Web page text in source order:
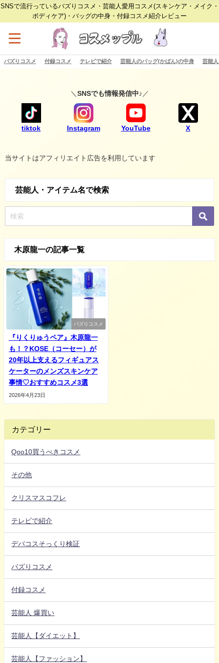
SNSで流行っているバズりコスメ・芸能人愛用コスメ(スキンケア・メイク・
ボディケア)・バッグの中身・付録コスメ紹介レビュー
バズりコスメ 付録コスメ テレビで紹介 芸能人のバッグ(かばん)の中身 芸能
＼ SNSでも情報発信中♪ ／
tiktok Instagram YouTube X
当サイトはアフィリエイト広告を利用しています
芸能人・アイテム名で検索
木原龍一の記事一覧
バズりコスメ
『りくりゅうペア』木原龍一
も！？KOSE（コーセー）が
20年以上支えるフィギュアス
ケーターのメンズスキンケア
事情♡おすすめコスメ3選
2026年4月23日
カテゴリー
Qoo10買うべきコスメ
その他
クリスマスコフレ
テレビで紹介
デパコスそっくり検証
バズりコスメ
付録コスメ
芸能人 爆買い
芸能人【ダイエット】
芸能人【ファッション】